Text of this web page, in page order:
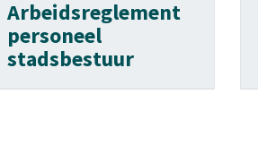
Arbeidsreglement
personeel
stadsbestuur